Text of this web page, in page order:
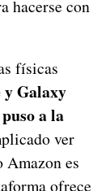
hacerse con
físicas
y Galaxy
a la
ver
Amazon es
ofrece